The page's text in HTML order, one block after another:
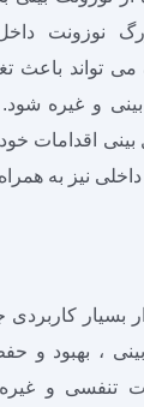
نوزونت
تواند باعث
بینی و غیره
اقدامات
نیز به
بسیار
، بهبود و
تنفسی و